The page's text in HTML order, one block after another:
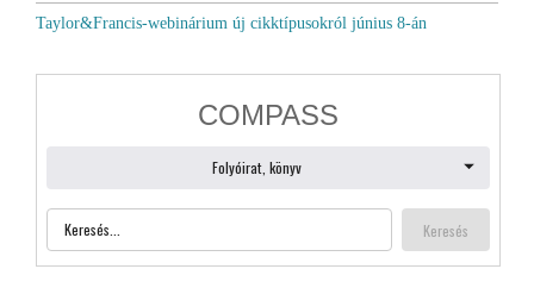
Taylor&Francis-webinárium új cikktípusokról június 8-án